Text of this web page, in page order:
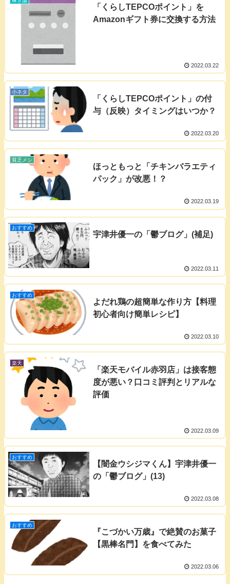
「くらしTEPCOポイント」を
Amazonギフト券に交換する方法
2022.03.22
小ネタ
「くらしTEPCOポイント」の付
与（反映）タイミングはいつか？
2022.03.20
貧乏メシ
ほっともっと「チキンバラエティ
パック」が改悪！？
2022.03.19
おすすめ
宇津井優一の「鬱ブログ」(補足)
2022.03.11
おすすめ
よだれ鶏の超簡単な作り方【料理
初心者向け簡単レシピ】
2022.03.10
楽天
「楽天モバイル赤羽店」は接客態
度が悪い？口コミ評判とリアルな
評価
2022.03.09
おすすめ
【闇金ウシジマくん】宇津井優一
の「鬱ブログ」(13)
2022.03.08
おすすめ
『こづかい万歳』で絶賛のお菓子
【黒棒名門】を食べてみた
2022.03.06